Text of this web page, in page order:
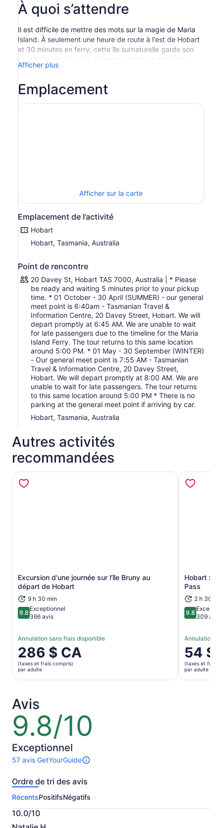
À quoi s’attendre
Il est difficile de mettre des mots sur la magie de Maria
Island. À seulement une heure de route à l'est de Hobart
et 30 minutes en ferry, cette île surnaturelle garde son
propre temps, loin des exigences de la vie moderne.
remarquerez le calme, la sauvagerie, le sens de l’histoire.
Il n’y a pas de véhicules ici, mais beaucoup de
circulation; l’île Maria abrite un grand nombre de
Marchez jusqu’à l’une des formations naturelles les plus
impressionnantes de Tasmanie, les Falaises Peintes, où le
de rouge et de jaune. Une randonnée aller-retour
raisonnablement facile de 4,5 km avec de grandes vues
et une vue rapprochée sur l’une des côtes les plus
photographiées de la Tasmanie.
Le circuit des Falaises Fossiles est une boucle facile de
4,5 km, traversant des collines balayées par le vent sur
le côté ouest de l’île pour atteindre des falaises remplies
de fossiles marins vieux de 300 millions d’années. Les
fossiles sont incrustés directement dans la paroi
rocheuse — des brachiopodes, des coraux et des
crinoïdes datant d’une époque où cette partie de la
Tasmanie se trouvait sous une mer intérieure peu
profonde. Les journées claires offrent des vues
panoramiques sur la péninsule de Freycinet.
En chemin, il y a le temps d’explorer les bassins rocheux,
d’observer la faune et de se rappeler que la meilleure
façon de vivre un endroit comme celui-ci est à pied, les
yeux ouverts et une légère empreinte sur un paysage qui
mérite d’être protégé. Nos guides guident chaque étape
avec ce même respect – pour l’île, sa faune et les
espaces sauvages qui rendent la Tasmanie
extraordinaire.
Cette tournée revient à Hobart vers 17 h
Afficher plus
Emplacement
Afficher sur la carte
Emplacement de l’activité
Hobart
Hobart, Tasmania, Australia
Point de rencontre
20 Davey St, Hobart TAS 7000, Australia | * Please
be ready and waiting 5 minutes prior to your pickup
time. * 01 October - 30 April (SUMMER) - our general
meet point is 6:40am - Tasmanian Travel &
Information Centre, 20 Davey Street, Hobart. We will
depart promptly at 6:45 AM. We are unable to wait
for late passengers due to the timeline for the Maria
Island Ferry. The tour returns to this same location
around 5:00 PM. * 01 May - 30 September (WINTER)
- Our general meet point is 7:55 AM - Tasmanian
Travel & Information Centre, 20 Davey Street,
Hobart. We will depart promptly at 8:00 AM. We are
unable to wait for late passengers. The tour returns
to this same location around 5:00 PM * There is no
parking at the general meet point if arriving by car.
Hobart, Tasmania, Australia
Autres activités
recommandées
Excursion d'une journée sur l'île Bruny au
départ de Hobart
9 h 30 min
9.89.8 sur 10
Exceptionnel
366 avis
Annulation sans frais disponible
Le
prix
est
de 286 $ CA.
adulte
286 $ CA
(taxes et frais compris)
par adulte
S’ouvre dans un nouvel onglet
Hobart :
Pass
2 h 30
9.89.8 sur 10
309 avis
Annulation
Le
prix
est
de 54 $
54 $
(taxes et frais
par adulte
Avis
9.8/10
9.8
sur
10
Exceptionnel
57 avis GetYourGuide
Il
a
sur
cette
activité.
Plus
Ordre de tri des avis
RécentsPositifsNégatifs
10.0/10
10.0